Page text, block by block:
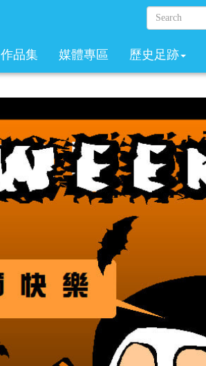
Search
作品集 媒體專區 歷史足跡